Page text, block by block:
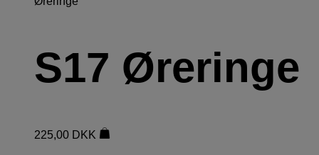
S17 Øreringe
225,00 DKK